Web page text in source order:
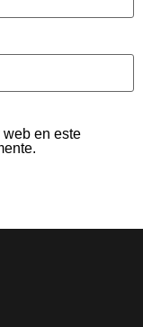
web en este